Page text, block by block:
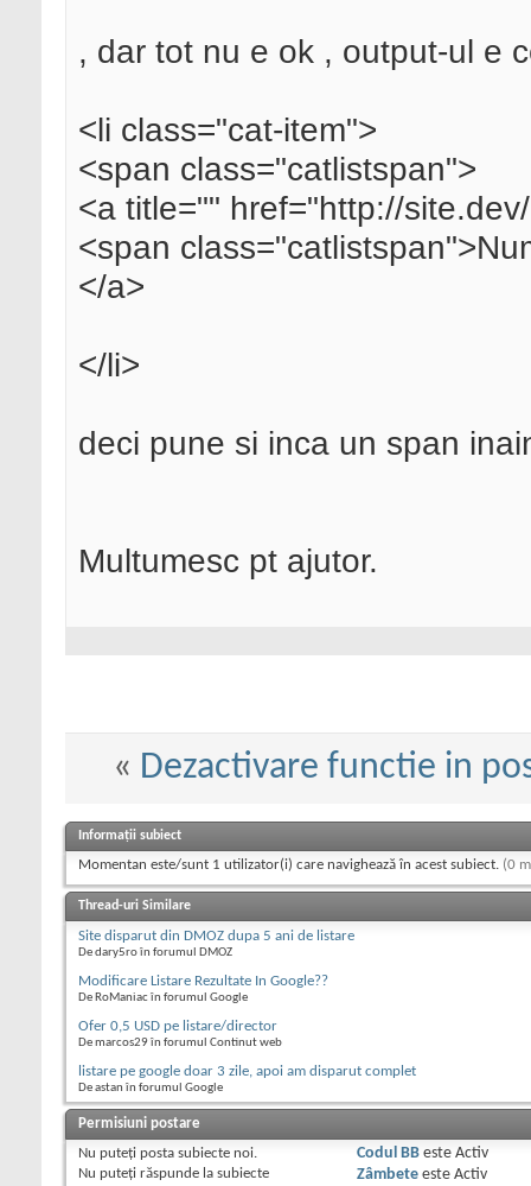
, dar tot nu e ok , output-ul e
<li class="cat-item">
<span class="catlistspan">
<a title="" href="http://
<span
</a>
</li>
deci pune si inca un span
Multumesc pt ajutor.
« Dezactivare functie in
Informații subiect
Momentan este/sunt 1 utilizator(i) care navighează în acest subiect. (0
Thread-uri Similare
Site disparut din DMOZ dupa 5 ani de listare
De dary5ro în forumul DMOZ
Modificare Listare Rezultate In Google??
De RoManiac în forumul Google
Ofer 0,5 USD pe listare/director
De marcos29 în forumul Continut web
listare pe google doar 3 zile, apoi am disparut complet
De astan în forumul Google
Permisiuni postare
Nu puteţi posta subiecte noi.
Nu puteţi răspunde la subiecte
Codul BBeste Activ
Zâmbeteeste Activ